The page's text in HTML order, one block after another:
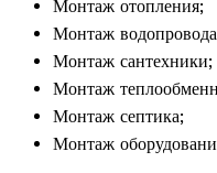
Монтаж отопления;
Монтаж
Монтаж сантехники;
Монтаж
Монтаж септика;
Монтаж